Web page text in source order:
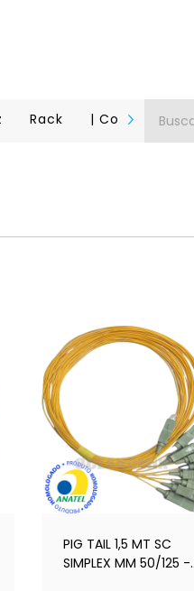
Rack | Contato |
PIG TAIL 1,5 MT SC
SIMPLEX MM 50/125 -